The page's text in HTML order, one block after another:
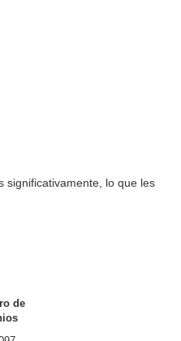
significativamente, lo que les
de